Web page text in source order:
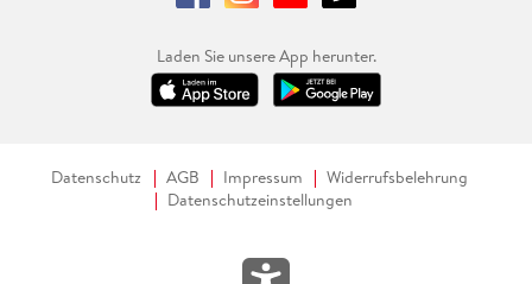
Laden Sie unsere App herunter.
Datenschutz AGB Impressum
Widerrufsbelehrung
Datenschutzeinstellungen